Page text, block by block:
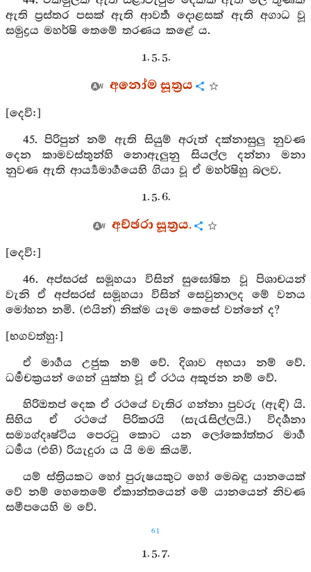
ඇති ප්‍රස්තර පසක් ඇති ආවර්‍ත දොළසක් ඇති අගාධ වූ
සමුද්‍රය මහර්ෂි තෙමේ තරණය කළේ ය.
1. 5. 5.
අනෝම සූත්‍රය
[දෙවි:]
45. පිරිපුන් නම් ඇති සියුම් අරුත් දක්නාසුලු නුවණ
දෙන කාමවස්තුන්හි නොඇලුනු සියල්ල දන්නා මනා
නුවණ ඇති ආර්‍ය්‍යමාර්‍ගයෙහි ගියා වූ ඒ මහර්ෂිහු බලව.
1. 5. 6.
අච්ඡරා සූත්‍රය.
[දෙවි:]
46. අප්සරස් සමූහයා විසින් සුඝෝෂිත වූ පිශාචයන්
වැනි ඒ අප්සරස් සමූහයා විසින් සෙවුනාලද මේ වනය
මෝහන නමි. (එයින්) නික්ම යෑම කෙසේ වන්නේ ද?
[භගවත්හු:]
ඒ මාර්‍ගය උජුක නම් වේ. දිශාව අභයා නම් වේ.
ධර්‍මචක්‍රයන් ගෙන් යුක්ත වූ ඒ රථය අකූජන නම් වේ.
හිරිඔතප් දෙක ඒ රථයේ වැතිර ගන්නා පුවරු (ඇඳි) යි.
සිහිය ඒ රථයේ පිරිකරයි (සැරැසිල්ලයි.) විදර්‍ශනා
සම්‍යග්දෘෂ්ටිය පෙරටු කොට යන ලෝකෝත්තර මාර්‍ග
ධර්‍මය (එහි) රියැදුරා ය යි මම කියමි.
යම් ස්ත්‍රියකට හෝ පුරුෂයකුට හෝ මෙබඳු යානයෙක්
වේ නම් හෙතෙමේ ඒකාන්තයෙන් මේ යානයෙන් නිවණ
සමීපයෙහි ම වේ.
61
1. 5. 7.